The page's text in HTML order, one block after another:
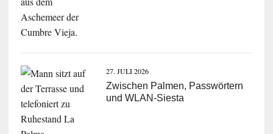
27. JULI 2026
Zwischen Palmen, Passwörtern
und WLAN-Siesta